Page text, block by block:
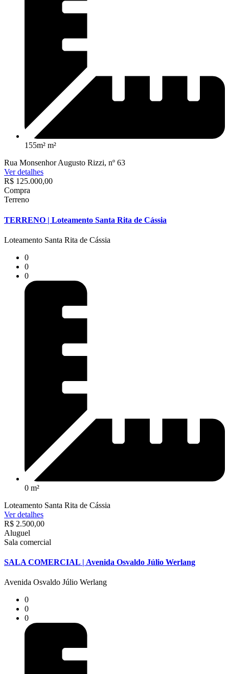
155m² m²
Rua Monsenhor Augusto Rizzi, nº 63
Ver detalhes
R$ 125.000,00
Compra
Terreno
TERRENO | Loteamento Santa Rita de Cássia
Loteamento Santa Rita de Cássia
0
0
0
0 m²
Loteamento Santa Rita de Cássia
Ver detalhes
R$ 2.500,00
Aluguel
Sala comercial
SALA COMERCIAL | Avenida Osvaldo Júlio Werlang
Avenida Osvaldo Júlio Werlang
0
0
0